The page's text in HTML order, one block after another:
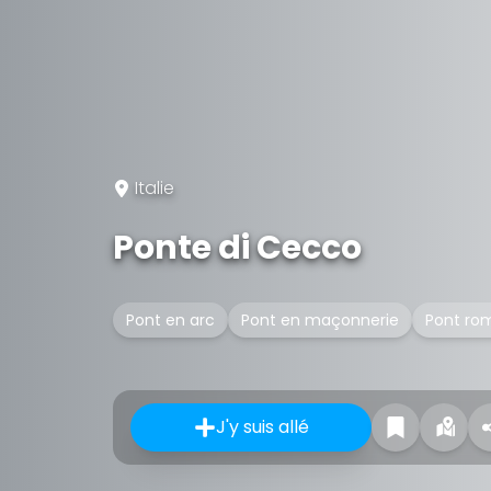
Italie
Ponte di Cecco
Pont en arc Pont en maçonnerie Pont
J'y suis allé